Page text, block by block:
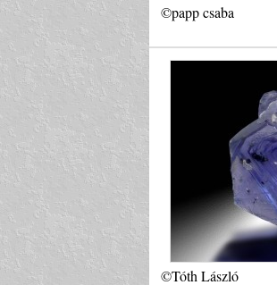
©papp csaba
©Tóth László